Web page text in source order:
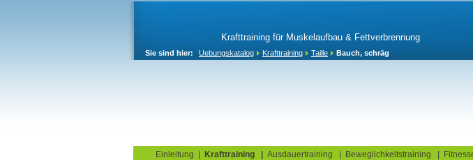
Krafttraining für Muskelaufbau & Fettverbrennung
Sie sind hier: Uebungskatalog Krafttraining Taille Bauch, schräg
Einleitung Krafttraining Ausdauertraining Beweglichkeitstraining